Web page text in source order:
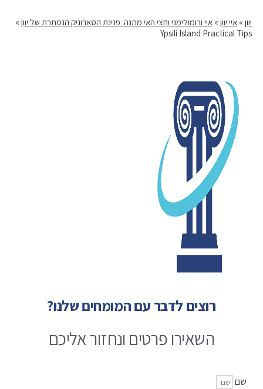
יוון » איי יוון » איי ורומולימני וחצי האי מתנה: פנינת הסארוניק הנסתרת של יוון »
Ypsili Island Practical Tips
רוצים לדבר עם המומחים שלנו?
השאירו פרטים ונחזור אליכם
שם